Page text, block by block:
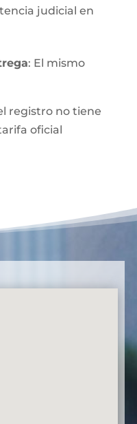
judicial en
: El mismo
registro no tiene
oficial